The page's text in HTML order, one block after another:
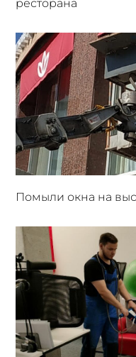
ресторана
Помыли окна на